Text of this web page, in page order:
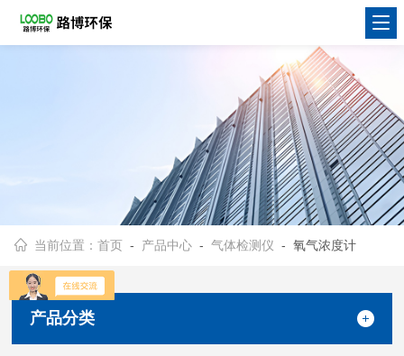
当前位置：首页 - 产品中心 -气体检测仪 - 氧气浓度计
产品分类